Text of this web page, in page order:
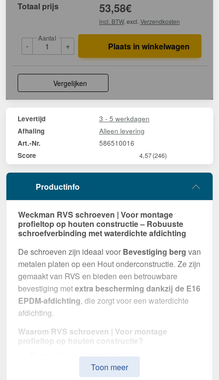
Totaal prijs 53,58€
incl. BTW, excl. Verzendkosten
-
Aantal
+ Plaats in winkelwagen
Vergelijken
Levertijd 3 - 5 werkdagen
Afhaling Alleen levering
Art.-Nr. 586510016
Score 4,57(246)
Productinfo
Weckman RVS schroeven | Voor montage
profieltop op houten constructie – Robuuste
schroefverbinding met waterdichte afdichting
De schroeven zijn ideaal voor Bevestiging berg van
metalen platen op een Hout onderconstructie. Ze zijn
gemaakt van RVS en bieden een betrouwbare
bevestiging metextra bescherming dankzij de E16
EPDM-afdichting, die zorgt voor een waterdichte
afdichting.
Waarom RVS schroeven | Voor montage
profieltop op houten constructie?
Betrouwbare bevestiging– Ontwikkeld voor
Toon meer